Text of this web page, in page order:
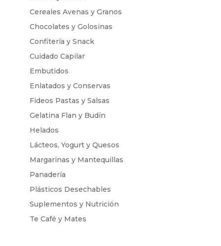
Cereales Avenas y Granos
Chocolates y Golosinas
Confitería y Snack
Cuidado Capilar
Embutidos
Enlatados y Conservas
Fideos Pastas y Salsas
Gelatina Flan y Budín
Helados
Lácteos, Yogurt y Quesos
Margarinas y Mantequillas
Panadería
Plásticos Desechables
Suplementos y Nutrición
Te Café y Mates